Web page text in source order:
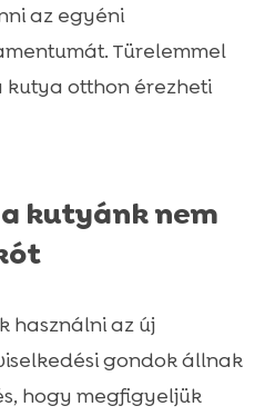
az egyéni
Türelemmel
kutya otthon érezheti
kutyánk nem
használni az új
gondok állnak
hogy megfigyeljük